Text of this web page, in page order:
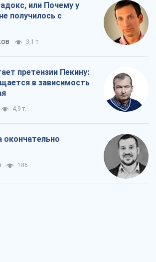
или Почему у
получилось с
3,1 т.
претензии Пекину:
в зависимость
4,9 т.
186